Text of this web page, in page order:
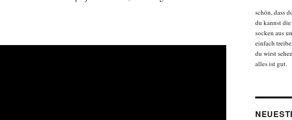
schön, dass
du kannst
socken aus
einfach
du wirst
alles ist gut.